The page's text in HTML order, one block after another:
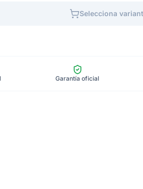
Selecciona
Garantía oficial